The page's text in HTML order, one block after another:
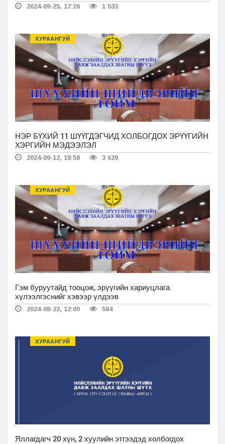
2024-09-25, 17:26 1 533
ХУРААНГУЙ
НЭР БҮХИЙ 11 ШҮҮГДЭГЧИД ХОЛБОГДОХ ЭРҮҮГИЙН
ХЭРГИЙН МЭДЭЭЛЭЛ
2024-09-12, 18:58 3 629
ХУРААНГУЙ
Гэм буруутайд тооцож, эрүүгийн хариуцлага
хүлээлгэснийг хэвээр үлдээв
2024-08-22, 12:00 584
ХУРААНГУЙ
Яллагдагч 20 хүн, 2 хуулийн этгээдэд холбогдох